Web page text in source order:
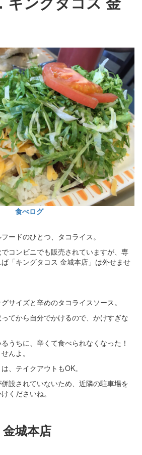
食べログ
ードのひとつ、タコライス。
コンビニでも販売されていますが、専
「キングタコス 金城本店」は外せませ
サイズと辛めのタコライスソース。
てから自分でかけるので、かけすぎな
うちに、辛くて食べられなくなった！
んよ。
、テイクアウトもOK。
設されていないため、近隣の駐車場を
くださいね。
城本店